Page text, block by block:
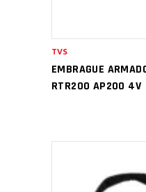
EMBRAGUE
RTR200 AP200 4V
TVS